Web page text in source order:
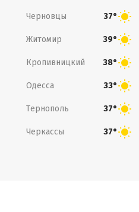
Черновцы 37°
Житомир 39°
Кропивницкий 38°
Одесса 33°
Тернополь 37°
Черкассы 37°